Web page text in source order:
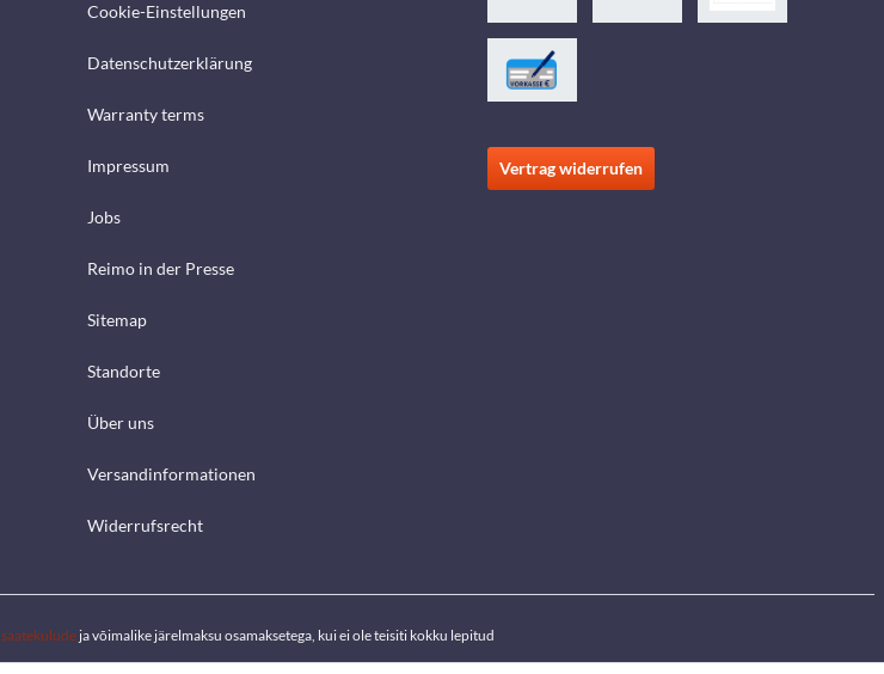
Cookie-Einstellungen
Datenschutzerklärung
Warranty terms
Impressum
Jobs
Reimo in der Presse
Sitemap
Standorte
Über uns
Versandinformationen
Widerrufsrecht
Vertrag widerrufen
saatekuludeja võimalike järelmaksu osamaksetega, kui ei ole teisiti kokku lepitud